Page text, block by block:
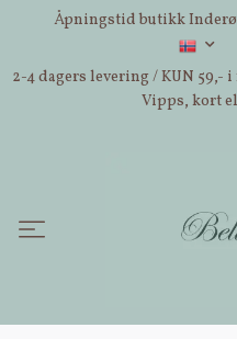
Åpningstid butikk
2-4 dagers levering / KUN 59,-
Vipps, kort